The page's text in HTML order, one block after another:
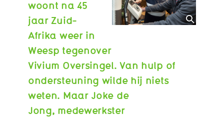
Interview Marjolein
Interview Jeroen
Interview Monique v
W
Interview Irene
Interview Aisme de
Interview Angelika
Interview Afke
woont na 45
jaar Zuid-
Afrika weer in
Weesp tegenover
Vivium Oversingel. Van hulp of
ondersteuning wilde hij niets
weten. Maar Joke de
Jong, medewerkster